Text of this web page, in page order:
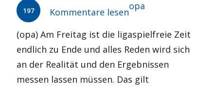
197 Kommentare lesen
Autor
opa
(opa) Am Freitag ist die ligaspielfreie Zeit
endlich zu Ende und alles Reden wird sich
an der Realität und den Ergebnissen
messen lassen müssen. Das gilt